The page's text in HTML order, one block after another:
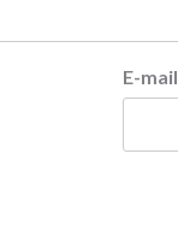
E-mail